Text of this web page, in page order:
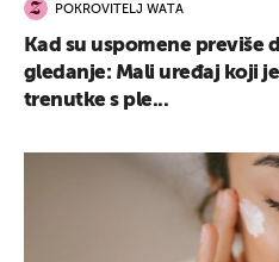
POKROVITELJ WATA
Kad su uspomene previše
gledanje: Mali uređaj koji
trenutke s ple...